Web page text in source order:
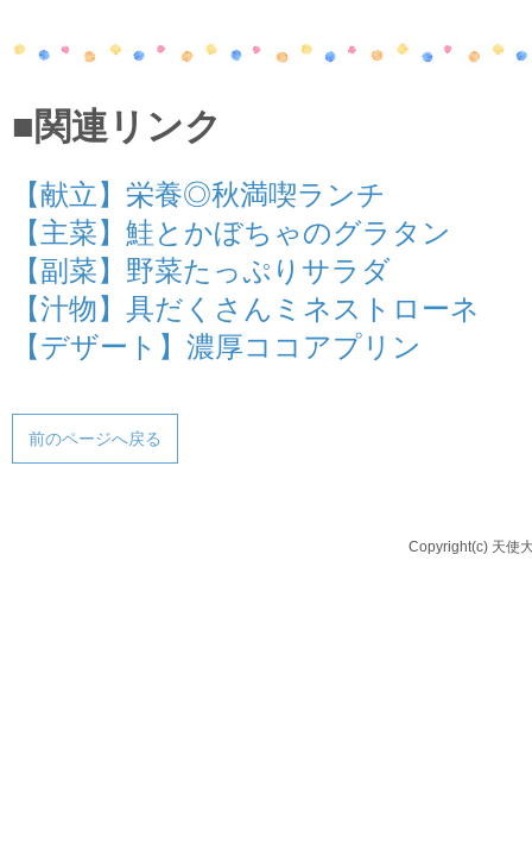
■関連リンク
【献立】栄養◎秋満喫ランチ
【主菜】鮭とかぼちゃのグラタン
【副菜】野菜たっぷりサラダ
【汁物】具だくさんミネストローネ
【デザート】濃厚ココアプリン
前のページへ戻る
Copyright(c) 天使